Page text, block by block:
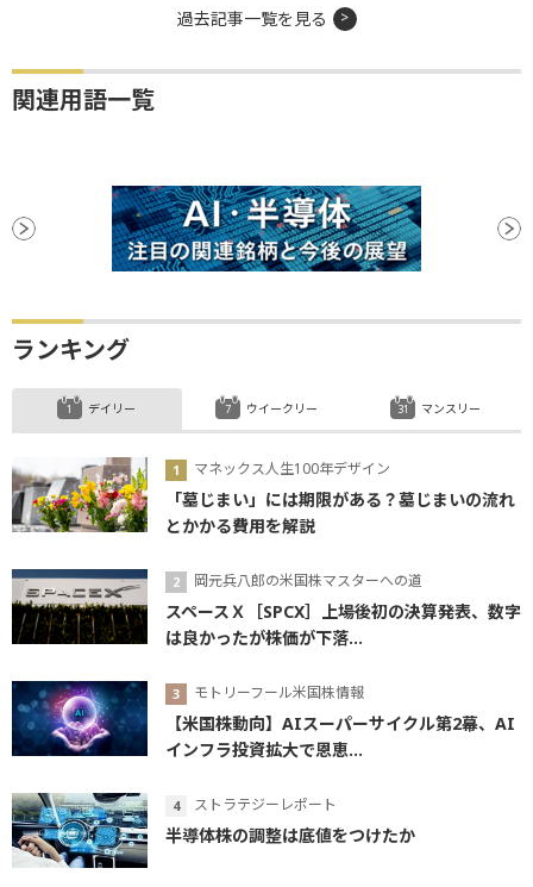
過去記事一覧を見る
関連用語一覧
ランキング
デイリー
マネックス人生100年デザイン
「墓じまい」には期限がある？墓じまいの流れ
とかかる費用を解説
岡元兵八郎の米国株マスターへの道
スペースＸ［SPCX］上場後初の決算発表、数字
は良かったが株価が下落...
モトリーフール米国株情報
【米国株動向】AIスーパーサイクル第2幕、AI
インフラ投資拡大で恩恵...
ストラテジーレポート
半導体株の調整は底値をつけたか
ウイークリー マンスリー